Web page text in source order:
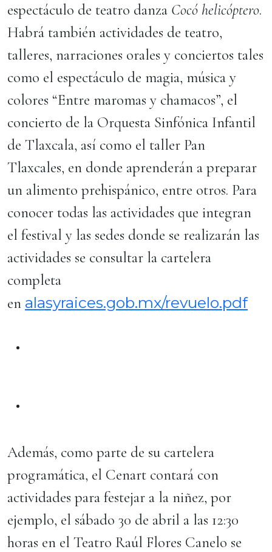
espectáculo de teatro danza Cocó helicóptero.
Habrá también actividades de teatro,
talleres, narraciones orales y conciertos tales
como el espectáculo de magia, música y
colores “Entre maromas y chamacos”, el
concierto de la Orquesta Sinfónica Infantil
de Tlaxcala, así como el taller Pan
Tlaxcales, en donde aprenderán a preparar
un alimento prehispánico, entre otros. Para
conocer todas las actividades que integran
el festival y las sedes donde se realizarán las
actividades se consultar la cartelera
completa
en alasyraices.gob.mx/revuelo.pdf
Además, como parte de su cartelera
programática, el Cenart contará con
actividades para festejar a la niñez, por
ejemplo, el sábado 30 de abril a las 12:30
horas en el Teatro Raúl Flores Canelo se